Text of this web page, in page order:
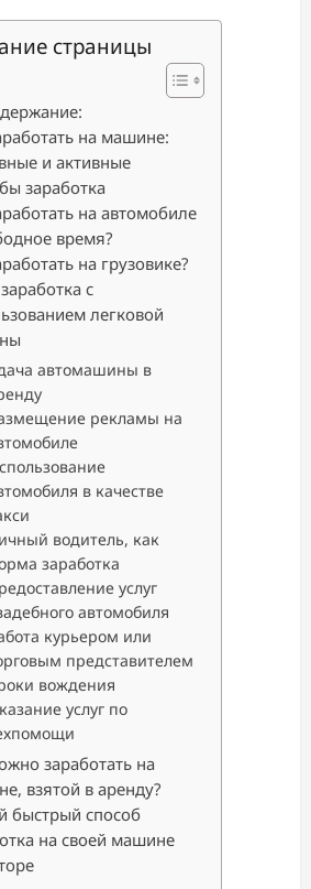
страницы
на машине:
и активные
заработка
на автомобиле
время?
на грузовике?
с
легковой
автомашины в
рекламы на
в качестве
водитель, как
заработка
услуг
автомобиля
курьером или
представителем
вождения
услуг по
заработать на
взятой в аренду?
быстрый способ
на своей машине